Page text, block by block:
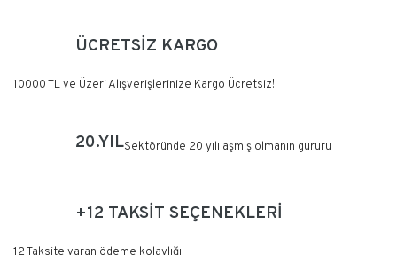
ÜCRETSİZ KARGO
10000 TL ve Üzeri Alışverişlerinize Kargo Ücretsiz!
20.YILSektöründe 20 yılı aşmış olmanın gururu
+12 TAKSİT SEÇENEKLERİ